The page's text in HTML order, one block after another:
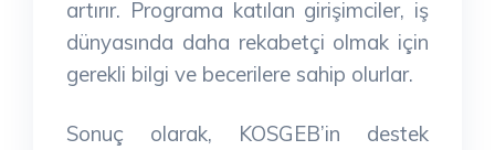
artırır. Programa katılan girişimciler, iş
dünyasında daha rekabetçi olmak için
gerekli bilgi ve becerilere sahip olurlar.
Sonuç olarak, KOSGEB’in destek